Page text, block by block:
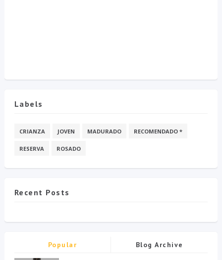
Labels
CRIANZA JOVEN MADURADO RECOMENDADO *
RESERVA ROSADO
Recent Posts
Popular Blog Archive